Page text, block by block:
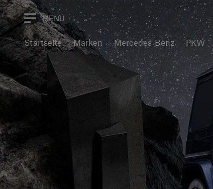
MENÜ
Startseite Marken Mercedes-Benz PKW